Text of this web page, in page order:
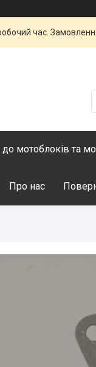
час.
мотоблоків та
Про нас